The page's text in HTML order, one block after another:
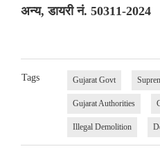
अन्य, डायरी नं. 50311-2024
Tags Gujarat Govt
Gujarat Authorities
Illegal Demolition